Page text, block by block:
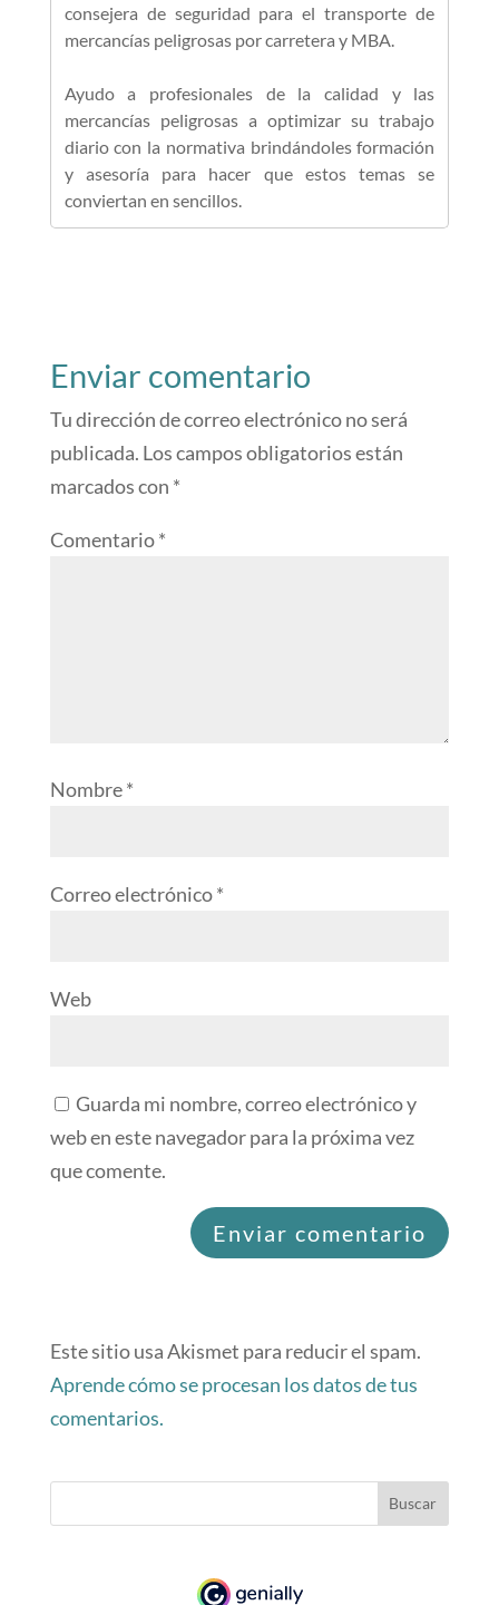
consejera de seguridad para el transporte de
mercancías peligrosas por carretera y MBA.
Ayudo a profesionales de la calidad y las
mercancías peligrosas a optimizar su trabajo
diario con la normativa brindándoles formación
y asesoría para hacer que estos temas se
conviertan en sencillos.
Enviar comentario
Tu dirección de correo electrónico no será
publicada. Los campos obligatorios están
marcados con *
Comentario*
Nombre*
Correo electrónico*
Web
Guarda mi nombre, correo electrónico y
web en este navegador para la próxima vez
que comente.
Este sitio usa Akismet para reducir el spam.
Aprende cómo se procesan los datos de tus
comentarios.